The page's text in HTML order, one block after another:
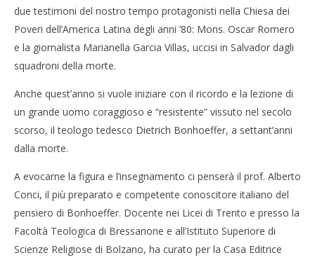
due testimoni del nostro tempo protagonisti nella Chiesa dei
Poveri dell’America Latina degli anni ’80: Mons. Oscar Romero
e la giornalista Marianella Garcia Villas, uccisi in Salvador dagli
squadroni della morte.
Anche quest’anno si vuole iniziare con il ricordo e la lezione di
un grande uomo coraggioso e “resistente” vissuto nel secolo
scorso, il teologo tedesco Dietrich Bonhoeffer, a settant’anni
dalla morte.
A evocarne la figura e l’insegnamento ci penserà il prof. Alberto
Conci, il più preparato e competente conoscitore italiano del
pensiero di Bonhoeffer. Docente nei Licei di Trento e presso la
Facoltà Teologica di Bressanone e all’Istituto Superiore di
Scienze Religiose di Bolzano, ha curato per la Casa Editrice